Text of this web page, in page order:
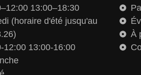
13:00–18:30
(horaire d'été jusqu'au
12:00 13:00-16:00
À